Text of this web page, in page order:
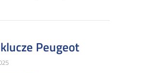
Peugeot